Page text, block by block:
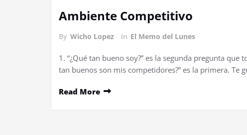
Ambiente Competitivo
By Wicho Lopez in El Memo del Lunes
1. “¿Qué tan bueno soy?” es la segunda pregunta
tan buenos son mis competidores?” es la primera. Te
Read More